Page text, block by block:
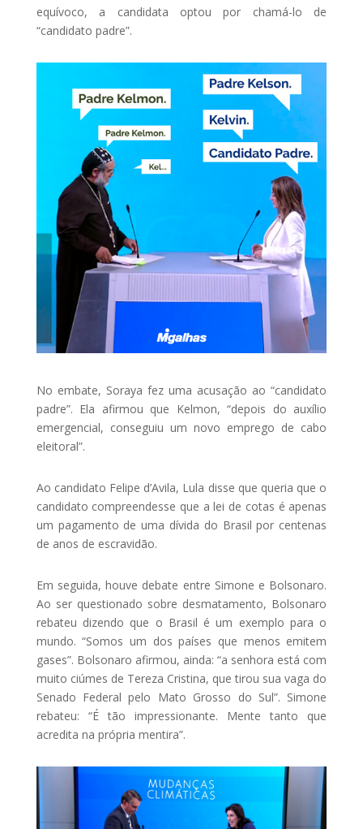
equívoco, a candidata optou por chamá-lo de
“candidato padre”.
No embate, Soraya fez uma acusação ao “candidato
padre”. Ela afirmou que Kelmon, “depois do auxílio
emergencial, conseguiu um novo emprego de cabo
eleitoral”.
Ao candidato Felipe d’Avila, Lula disse que queria que o
candidato compreendesse que a lei de cotas é apenas
um pagamento de uma dívida do Brasil por centenas
de anos de escravidão.
Em seguida, houve debate entre Simone e Bolsonaro.
Ao ser questionado sobre desmatamento, Bolsonaro
rebateu dizendo que o Brasil é um exemplo para o
mundo. “Somos um dos países que menos emitem
gases”. Bolsonaro afirmou, ainda: “a senhora está com
muito ciúmes de Tereza Cristina, que tirou sua vaga do
Senado Federal pelo Mato Grosso do Sul”. Simone
rebateu: “É tão impressionante. Mente tanto que
acredita na própria mentira”.